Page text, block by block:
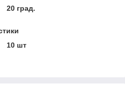
20 град.
10 шт